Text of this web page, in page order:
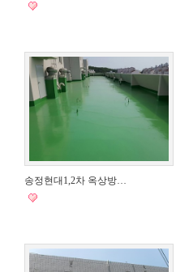
송정현대1,2차 옥상방…